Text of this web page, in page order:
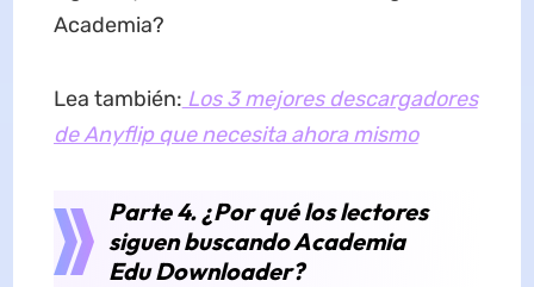
Academia?
Lea también: Los 3 mejores descargadores
de Anyflip que necesita ahora mismo
Parte 4. ¿Por qué los lectores
siguen buscando Academia
Edu Downloader?